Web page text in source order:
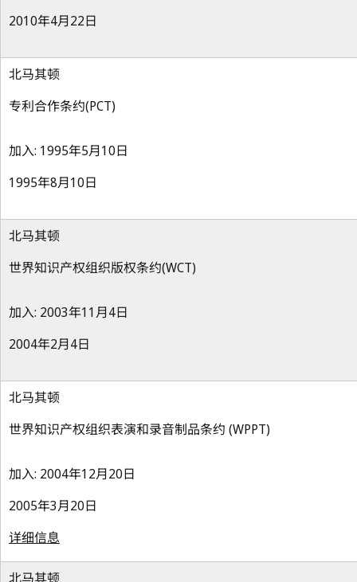
2010年4月22日
北马其顿
专利合作条约(PCT)
加入: 1995年5月10日
1995年8月10日
北马其顿
世界知识产权组织版权条约(WCT)
加入: 2003年11月4日
2004年2月4日
北马其顿
世界知识产权组织表演和录音制品条约 (WPPT)
加入: 2004年12月20日
2005年3月20日
详细信息
北马其顿